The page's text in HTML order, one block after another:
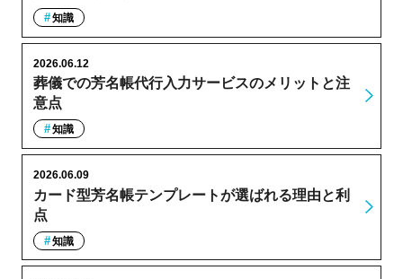
知識
葬儀での芳名帳代行入力サービスのメリットと注
意点
2026.06.12
知識
カード型芳名帳テンプレートが選ばれる理由と利
点
2026.06.09
知識